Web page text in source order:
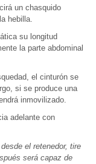
un chasquido
hebilla.
su longitud
la parte abdominal
el cinturón se
si se produce una
inmovilizado.
adelante con
el retenedor, tire
será capaz de